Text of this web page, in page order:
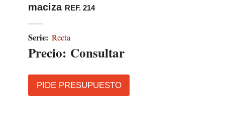
maciza REF. 214
Serie: Recta
Precio: Consultar
PIDE PRESUPUESTO